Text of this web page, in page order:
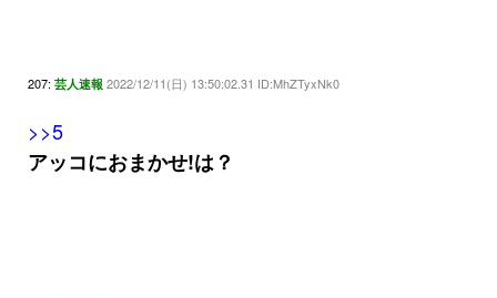
207: 芸人速報 2022/12/11(日) 13:50:02.31 ID:MhZTyxNk0
>>5
アッコにおまかせ!は？